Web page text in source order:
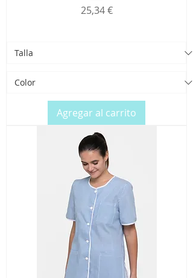
Precio
25,34 €
Agregar al carrito